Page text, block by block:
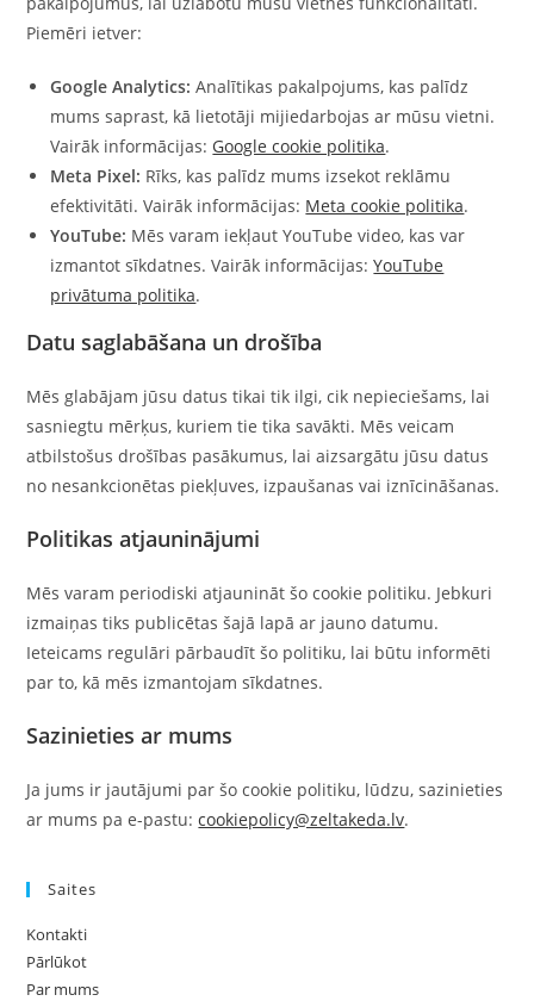
Piemēri ietver:
Google Analytics: Analītikas pakalpojums, kas palīdz
mums saprast, kā lietotāji mijiedarbojas ar mūsu vietni.
Vairāk informācijas: Google cookie politika.
Meta Pixel: Rīks, kas palīdz mums izsekot reklāmu
efektivitāti. Vairāk informācijas: Meta cookie politika.
YouTube: Mēs varam iekļaut YouTube video, kas var
izmantot sīkdatnes. Vairāk informācijas:YouTube
privātuma politika.
Datu saglabāšana un drošība
Mēs glabājam jūsu datus tikai tik ilgi, cik nepieciešams, lai
sasniegtu mērķus, kuriem tie tika savākti. Mēs veicam
atbilstošus drošības pasākumus, lai aizsargātu jūsu datus
no nesankcionētas piekļuves, izpaušanas vai iznīcināšanas.
Politikas atjauninājumi
Mēs varam periodiski atjaunināt šo cookie politiku. Jebkuri
izmaiņas tiks publicētas šajā lapā ar jauno datumu.
Ieteicams regulāri pārbaudīt šo politiku, lai būtu informēti
par to, kā mēs izmantojam sīkdatnes.
Sazinieties ar mums
Ja jums ir jautājumi par šo cookie politiku, lūdzu, sazinieties
ar mums pa e-pastu:cookiepolicy@zeltakeda.lv.
Saites
Kontakti
Pārlūkot
Par mums